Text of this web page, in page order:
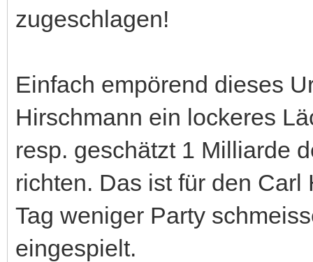
zugeschlagen!
Einfach empörend dieses
Hirschmann ein lockeres
resp. geschätzt 1 Milliarde
richten. Das ist für den
Tag weniger Party
eingespielt.